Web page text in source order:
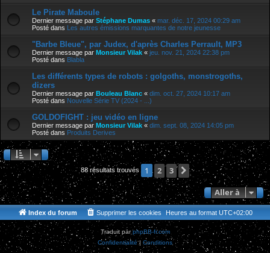
Le Pirate Maboule
Dernier message par Stéphane Dumas « mar. déc. 17, 2024 00:29 am
Posté dans Les autres émissions marquantes de notre jeunesse
"Barbe Bleue", par Judex, d'après Charles Perrault, MP3
Dernier message par Monsieur Vilak « jeu. nov. 21, 2024 22:38 pm
Posté dans Blabla
Les différents types de robots : golgoths, monstrogoths,
dizers
Dernier message par Bouleau Blanc « dim. oct. 27, 2024 10:17 am
Posté dans Nouvelle Série TV (2024 - ...)
GOLDOFIGHT : jeu vidéo en ligne
Dernier message par Monsieur Vilak « dim. sept. 08, 2024 14:05 pm
Posté dans Produits Derives
88 résultats trouvés 1 2 3
Suivante
Aller à
Index du forum Heures au format UTC+02:00
Supprimer les cookies
Traduit parphpBB-fr.com
Confidentialité| Conditions